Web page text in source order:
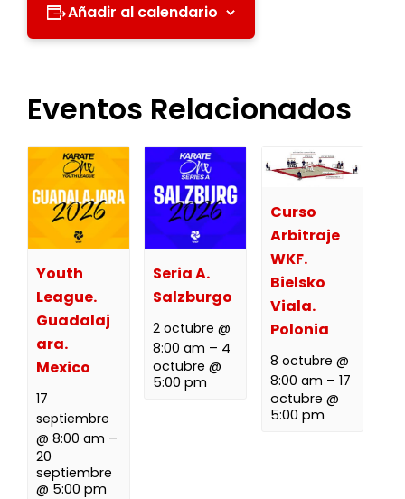
Añadir al calendario
Eventos Relacionados
Youth
League.
Guadalaj
ara.
Mexico
17
septiembre
@ 8:00 am –
20
septiembre
@ 5:00 pm
Seria A.
Salzburgo
2 octubre @
8:00 am – 4
octubre @
5:00 pm
Curso
Arbitraje
WKF.
Bielsko
Viala.
Polonia
8 octubre @
8:00 am – 17
octubre @
5:00 pm